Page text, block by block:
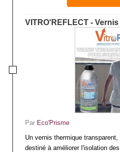
VITRO'REFLECT -
Par Eco'Prisme
Un vernis thermique
destiné à améliorer l'isolation